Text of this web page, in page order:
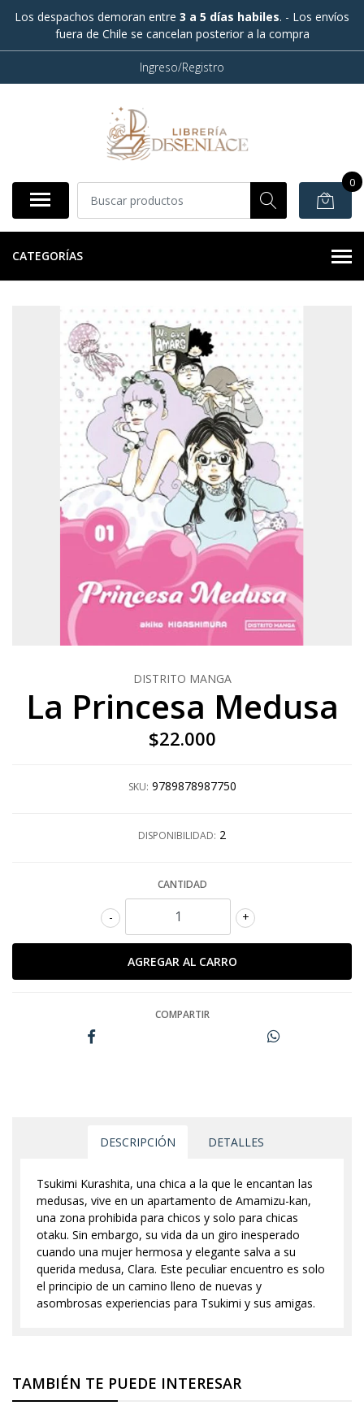
Los despachos demoran entre 3 a 5 días habiles. - Los envíos
fuera de Chile se cancelan posterior a la compra
Ingreso/Registro
0
CATEGORÍAS
DISTRITO MANGA
La Princesa Medusa
$22.000
SKU: 9789878987750
DISPONIBILIDAD: 2
CANTIDAD
+
-
COMPARTIR
DESCRIPCIÓN DETALLES
Tsukimi Kurashita, una chica a la que le encantan las
medusas, vive en un apartamento de Amamizu-kan,
una zona prohibida para chicos y solo para chicas
otaku. Sin embargo, su vida da un giro inesperado
cuando una mujer hermosa y elegante salva a su
querida medusa, Clara. Este peculiar encuentro es solo
el principio de un camino lleno de nuevas y
asombrosas experiencias para Tsukimi y sus amigas.
TAMBIÉN TE PUEDE INTERESAR